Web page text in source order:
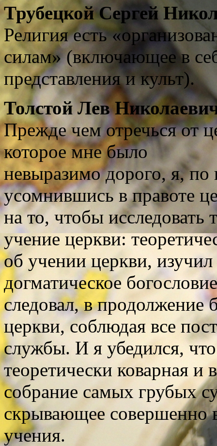
Трубецкой Сергей
Религия есть
силам» (включающее в
представления и культ).
Толстой Лев
Прежде чем отречься от
которое мне было
невыразимо дорого, я,
усомнившись в правоте
на то, чтобы исследовать
учение церкви:
об учении церкви,
догматическое
следовал, в продолжение
церкви, соблюдая все
службы. И я убедился,
теоретически коварная и
собрание самых грубых
скрывающее совершенно
учения.